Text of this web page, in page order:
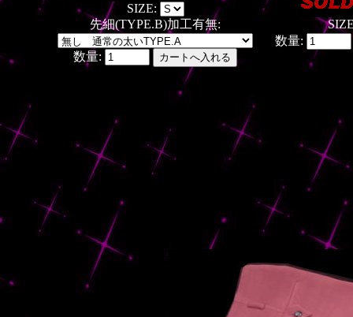
SIZE:
先細(TYPE.B)加工有無:
数量:
数量: